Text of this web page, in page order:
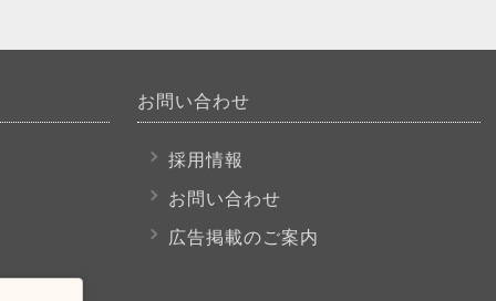
お問い合わせ
採用情報
お問い合わせ
広告掲載のご案内